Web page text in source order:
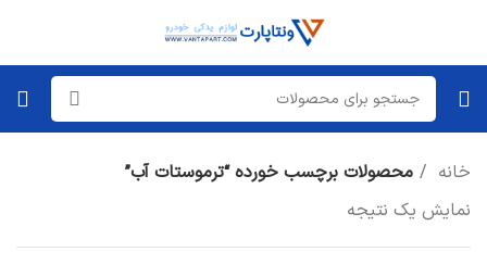
خانه
محصولات برچسب خورده “ترموستات آب”
نمایش یک نتیجه